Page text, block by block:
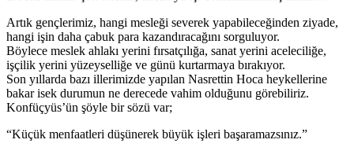
Artık gençlerimiz, hangi mesleği severek yapabileceğinden ziyade,
hangi işin daha çabuk para kazandıracağını sorguluyor.
Böylece meslek ahlakı yerini fırsatçılığa, sanat yerini aceleciliğe,
işçilik yerini yüzeyselliğe ve günü kurtarmaya bırakıyor.
Son yıllarda bazı illerimizde yapılan Nasrettin Hoca heykellerine
bakar isek durumun ne derecede vahim olduğunu görebiliriz.
Konfüçyüs’ün şöyle bir sözü var;
“Küçük menfaatleri düşünerek büyük işleri başaramazsınız.”